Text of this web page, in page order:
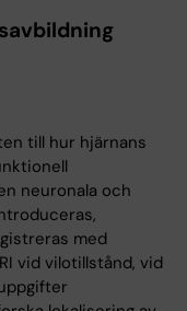
till hur hjärnans
neuronala och
med
vid vilotillstånd, vid